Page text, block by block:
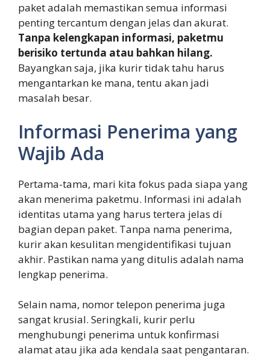
paket adalah memastikan semua informasi
penting tercantum dengan jelas dan akurat.
Tanpa kelengkapan informasi, paketmu
berisiko tertunda atau bahkan hilang.
Bayangkan saja, jika kurir tidak tahu harus
mengantarkan ke mana, tentu akan jadi
masalah besar.
Informasi Penerima yang
Wajib Ada
Pertama-tama, mari kita fokus pada siapa yang
akan menerima paketmu. Informasi ini adalah
identitas utama yang harus tertera jelas di
bagian depan paket. Tanpa nama penerima,
kurir akan kesulitan mengidentifikasi tujuan
akhir. Pastikan nama yang ditulis adalah nama
lengkap penerima.
Selain nama, nomor telepon penerima juga
sangat krusial. Seringkali, kurir perlu
menghubungi penerima untuk konfirmasi
alamat atau jika ada kendala saat pengantaran.